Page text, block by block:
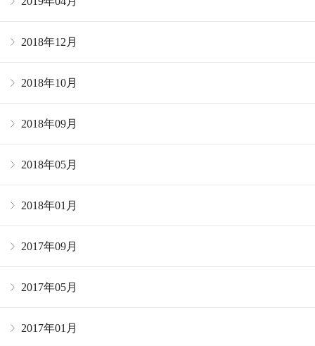
2018年12月
2018年10月
2018年09月
2018年05月
2018年01月
2017年09月
2017年05月
2017年01月